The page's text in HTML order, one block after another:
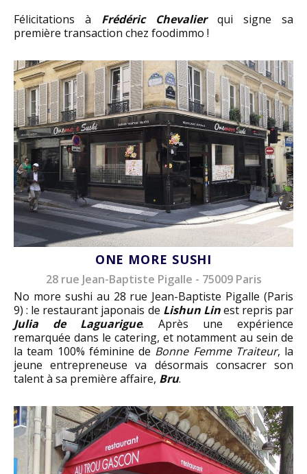
Félicitations à Frédéric Chevalierqui signe sa
première transaction chez foodimmo !
ONE MORE SUSHI
28 rue Jean-Baptiste Pigalle - 75009 Paris
No more sushi au 28 rue Jean-Baptiste Pigalle (Paris
9) : le restaurant japonais de Lishun Linest repris par
Julia de Laguarigue. Après une expérience
remarquée dans le catering, et notamment au sein de
la team 100% féminine de Bonne Femme Traiteur, la
jeune entrepreneuse va désormais consacrer son
talent à sa première affaire, Bru.